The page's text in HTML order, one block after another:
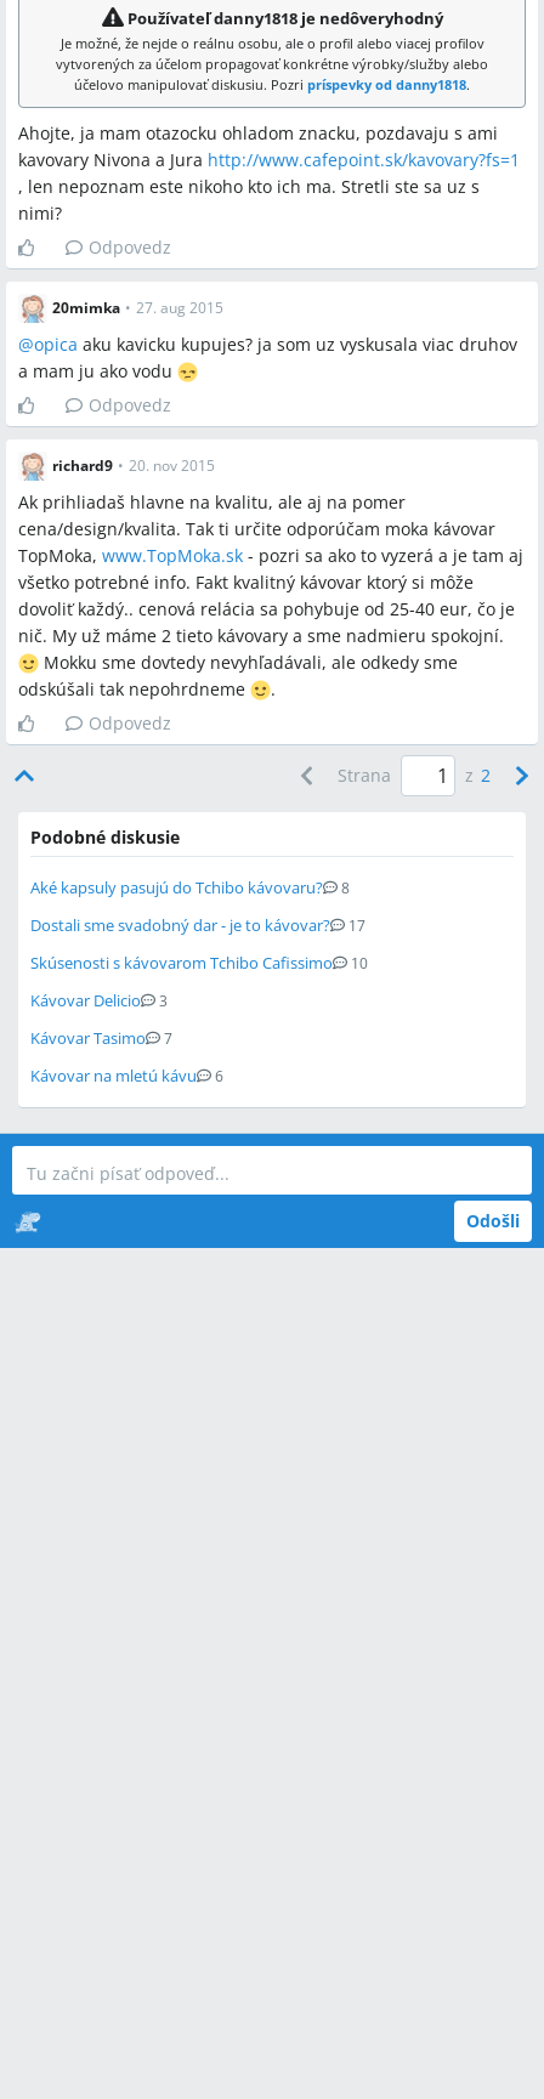
Používateľ danny1818 je nedôveryhodný
Je možné, že nejde o reálnu osobu, ale o profil alebo viacej profilov
vytvorených za účelom propagovať konkrétne výrobky/služby alebo
účelovo manipulovať diskusiu. Pozri príspevky od danny1818.
Ahojte, ja mam otazocku ohladom znacku, pozdavaju s ami
kavovary Nivona a Jura http://www.cafepoint.sk/kavovary?fs=1
, len nepoznam este nikoho kto ich ma. Stretli ste sa uz s
nimi?
Odpovedz
20mimka • 27. aug 2015
@opica aku kavicku kupujes? ja som uz vyskusala viac druhov
a mam ju ako vodu
Odpovedz
richard9 • 20. nov 2015
Ak prihliadaš hlavne na kvalitu, ale aj na pomer
cena/design/kvalita. Tak ti určite odporúčam moka kávovar
TopMoka, www.TopMoka.sk - pozri sa ako to vyzerá a je tam aj
všetko potrebné info. Fakt kvalitný kávovar ktorý si môže
dovoliť každý.. cenová relácia sa pohybuje od 25-40 eur, čo je
nič. My už máme 2 tieto kávovary a sme nadmieru spokojní.
Mokku sme dovtedy nevyhľadávali, ale odkedy sme
odskúšali tak nepohrdneme
.
Odpovedz
Strana z 2
Podobné diskusie
Aké kapsuly pasujú do Tchibo kávovaru? 8
Dostali sme svadobný dar - je to kávovar? 17
Skúsenosti s kávovarom Tchibo Cafissimo 10
Kávovar Delicio 3
Kávovar Tasimo 7
Kávovar na mletú kávu 6
Odošli